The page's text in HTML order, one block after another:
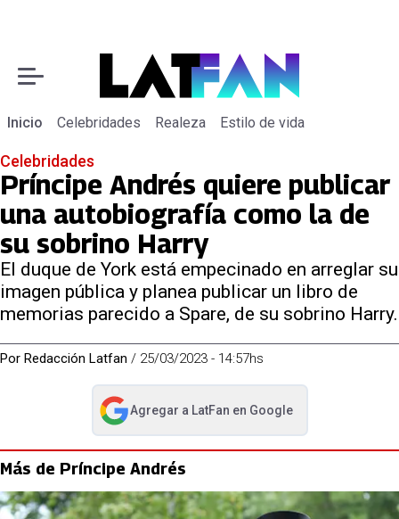
Inicio Celebridades Realeza Estilo de vida
Celebridades
Príncipe Andrés quiere publicar
una autobiografía como la de
su sobrino Harry
El duque de York está empecinado en arreglar su
imagen pública y planea publicar un libro de
memorias parecido a Spare, de su sobrino Harry.
Por Redacción Latfan / 25/03/2023 - 14:57hs
Agregar a LatFan en Google
abre en nueva pestaña
Más de Príncipe Andrés